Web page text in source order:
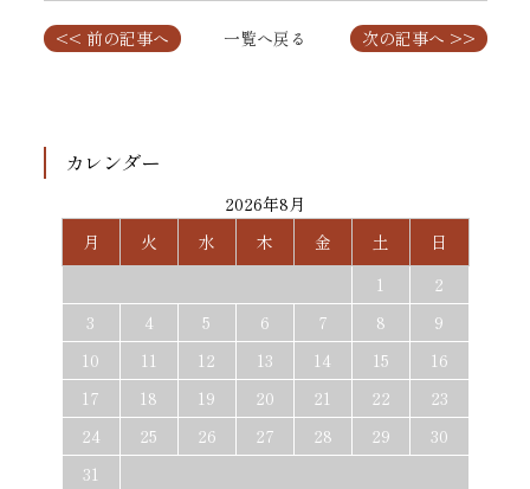
<< 前の記事へ 一覧へ戻る 次の記事へ >>
カレンダー
2026年8月
月
火 水 木 金 土
日
1
2
3
4 5 6 7 8
9
10
11 12 13 14 15
16
17
18 19 20 21 22
23
24
25 26 27 28 29
30
31